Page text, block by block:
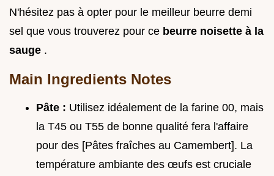
N'hésitez pas à opter pour le meilleur beurre demi
sel que vous trouverez pour ce beurre noisette à la
sauge .
Main Ingredients Notes
Pâte : Utilisez idéalement de la farine 00, mais
la T45 ou T55 de bonne qualité fera l'affaire
pour des [Pâtes fraîches au Camembert]. La
température ambiante des œufs est cruciale